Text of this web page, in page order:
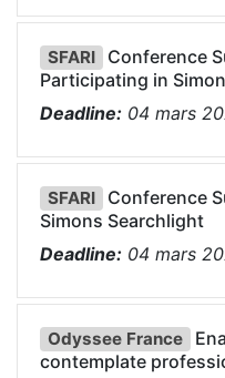
SFARI
Conference
Participating in
Deadline: 04 mars
SFARI
Conference
Simons Searchlight
Deadline: 04 mars
Odyssee France
contemplate